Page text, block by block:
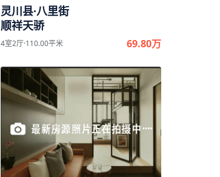
灵川县·八里街
顺祥天骄
4室2厅·110.00平米 69.80万